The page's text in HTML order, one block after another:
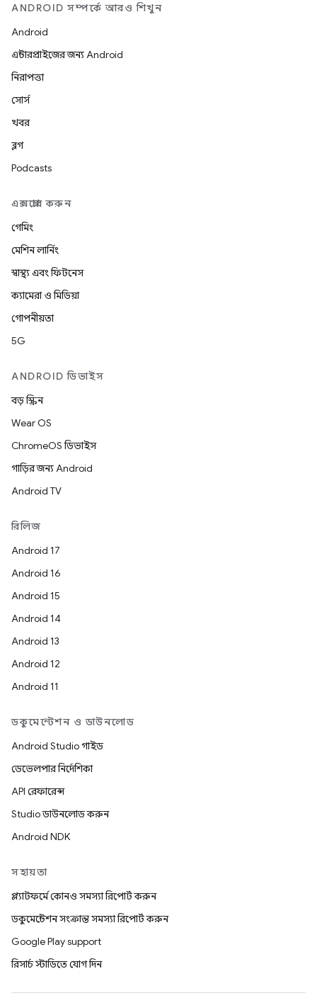
ANDROID সম্পর্কে আরও শিখুন
Android
এন্টারপ্রাইজের জন্য Android
নিরাপত্তা
সোর্স
খবর
ব্লগ
Podcasts
এক্সপ্লোর করুন
গেমিং
মেশিন লার্নিং
স্বাস্থ্য এবং ফিটনেস
ক্যামেরা ও মিডিয়া
গোপনীয়তা
5G
ANDROID ডিভাইস
বড় স্ক্রিন
Wear OS
ChromeOS ডিভাইস
গাড়ির জন্য Android
Android TV
রিলিজ
Android 17
Android 16
Android 15
Android 14
Android 13
Android 12
Android 11
ডকুমেন্টেশন ও ডাউনলোড
Android Studio গাইড
ডেভেলপার নির্দেশিকা
API রেফারেন্স
Studio ডাউনলোড করুন
Android NDK
সহায়তা
প্ল্যাটফর্মে কোনও সমস্যা রিপোর্ট করুন
ডকুমেন্টেশন সংক্রান্ত সমস্যা রিপোর্ট করুন
Google Play support
রিসার্চ স্টাডিতে যোগ দিন